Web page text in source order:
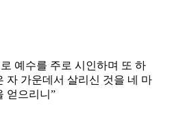
예수를 주로 시인하며 또 하
자 가운데서 살리신 것을 네 마
얻으리니 ”